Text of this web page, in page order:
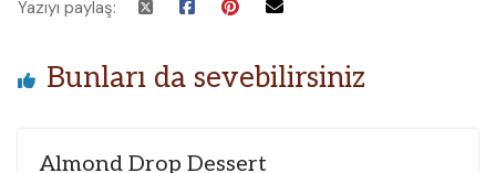
Yazıyı paylaş:
Bunları da sevebilirsiniz
Almond Drop Dessert